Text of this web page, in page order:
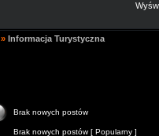
» Informacja Turystyczna
Brak nowych postów
Brak nowych postów [ Popularny ]